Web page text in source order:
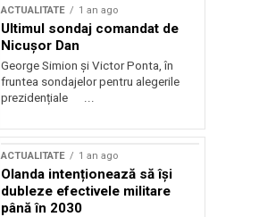
ACTUALITATE 1 an ago
Ultimul sondaj comandat de
Nicușor Dan
George Simion și Victor Ponta, în
fruntea sondajelor pentru alegerile
prezidențiale ...
ACTUALITATE 1 an ago
Olanda intenționează să își
dubleze efectivele militare
până în 2030